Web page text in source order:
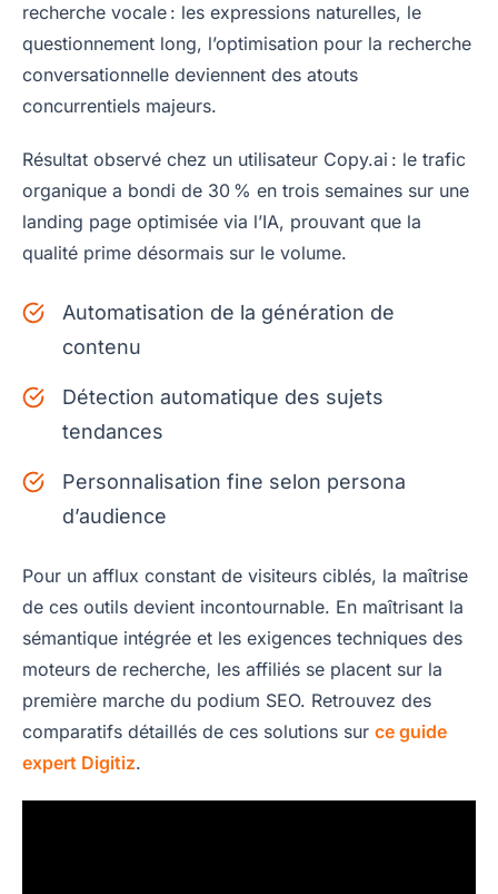
recherche vocale : les expressions naturelles, le
questionnement long, l’optimisation pour la recherche
conversationnelle deviennent des atouts
concurrentiels majeurs.
Résultat observé chez un utilisateur Copy.ai : le trafic
organique a bondi de 30 % en trois semaines sur une
landing page optimisée via l’IA, prouvant que la
qualité prime désormais sur le volume.
Automatisation de la génération de
contenu
Détection automatique des sujets
tendances
Personnalisation fine selon persona
d’audience
Pour un afflux constant de visiteurs ciblés, la maîtrise
de ces outils devient incontournable. En maîtrisant la
sémantique intégrée et les exigences techniques des
moteurs de recherche, les affiliés se placent sur la
première marche du podium SEO. Retrouvez des
comparatifs détaillés de ces solutions sur ce guide
expert Digitiz.